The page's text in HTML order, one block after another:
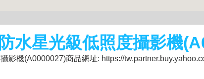
水星光級低照度攝影機
影機(A0000027)商品網址: https://